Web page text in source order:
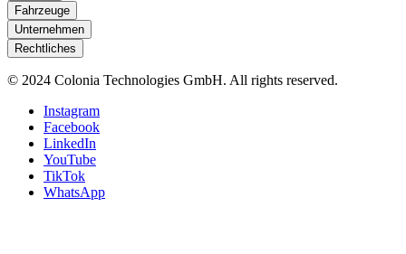
Fahrzeuge
Unternehmen
Rechtliches
© 2024 Colonia Technologies GmbH. All rights reserved.
Instagram
Facebook
LinkedIn
YouTube
TikTok
WhatsApp